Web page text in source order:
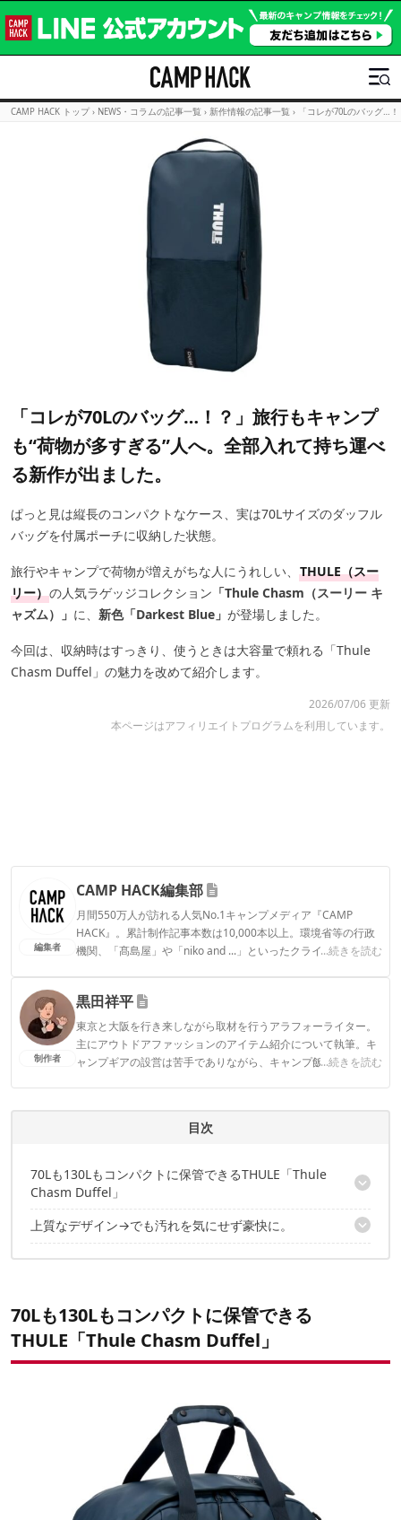
CAMP HACK トップ › NEWS・コラムの記事一覧 › 新作情報の記事一覧 › 「コレが70Lのバッグ…
「コレが70Lのバッグ…！？」旅行もキャンプ
も“荷物が多すぎる”人へ。全部入れて持ち運べ
る新作が出ました。
ぱっと見は縦長のコンパクトなケース、実は70Lサイズのダッフル
バッグを付属ポーチに収納した状態。
旅行やキャンプで荷物が増えがちな人にうれしい、 THULE（スー
リー）の人気ラゲッジコレクション 「Thule Chasm（スーリー キ
ャズム）」 に、 新色「Darkest Blue」 が登場しました。
今回は、収納時はすっきり、使うときは大容量で頼れる「Thule
Chasm Duffel」の魅力を改めて紹介します。
2026/07/06 更新
本ページはアフィリエイトプログラムを利用しています。
編集者
CAMP HACK編集部
月間550万人が訪れる人気No.1キャンプメディア『CAMP
HACK』。累計制作記事本数は10,000本以上。環境省等の行政
機関、「髙島屋」や「niko and ...」といったクライアントとの
...続きを読む
CAMP HACK編集部のプロフィール
制作者
黒田祥平
東京と大阪を行き来しながら取材を行うアラフォーライター。
主にアウトドアファッションのアイテム紹介について執筆。キ
ャンプギアの設営は苦手でありながら、キャンプ飯を平らげる
...続きを読む
黒田祥平のプロフィール
目次
70Lも130Lもコンパクトに保管できるTHULE「Thule
Chasm Duffel」
クイックに荷物が取り出せる大型開口
新色「Darkest Blue」が登場深みのある洗練されたブルー
Thule Chasm（スーリー キャズム）シリーズからは多彩なモデル
が到着
上質なデザイン→でも汚れを気にせず豪快に。
70Lも130Lもコンパクトに保管できる
THULE 「Thule Chasm Duffel」